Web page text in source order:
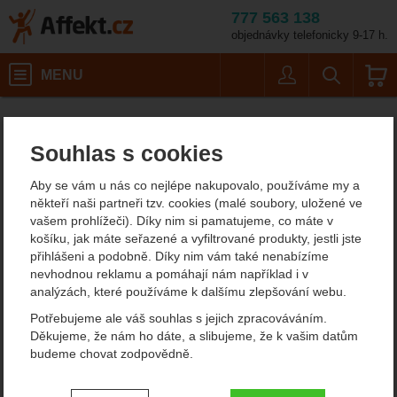
Souhlas s cookies
Aby se vám u nás co nejlépe nakupovalo, používáme my a
někteří naši partneři tzv. cookies (malé soubory, uložené ve
vašem prohlížeči). Díky nim si pamatujeme, co máte v
košíku, jak máte seřazené a vyfiltrované produkty, jestli jste
přihlášeni a podobně. Díky nim vám také nenabízíme
nevhodnou reklamu a pomáhají nám například i v
analýzách, které používáme k dalšímu zlepšování webu.
Potřebujeme ale váš souhlas s jejich zpracováváním.
Děkujeme, že nám ho dáte, a slibujeme, že k vašim datům
budeme chovat zodpovědně.
Nastavení souhlasů s kategoriemi
777 563 138
objednávky telefonicky 9-17 h.
MENU
Barva: červená / Velikost: L
Kama 4082
Fotografie